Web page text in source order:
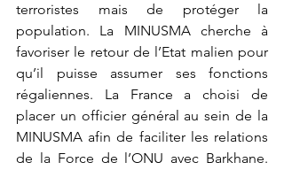
terroristes mais de protéger la
population. La MINUSMA cherche à
favoriser le retour de l’Etat malien pour
qu’il puisse assumer ses fonctions
régaliennes. La France a choisi de
placer un officier général au sein de la
MINUSMA afin de faciliter les relations
de la Force de l’ONU avec Barkhane.